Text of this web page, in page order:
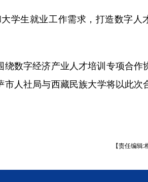
生就业工作需求，打造数字人
数字经济产业人才培训专项合作
人社局与西藏民族大学将以此次
【责任编辑: